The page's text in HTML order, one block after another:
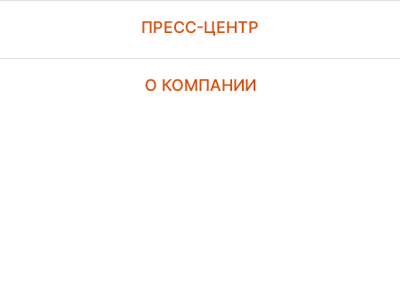
ПРЕСС-ЦЕНТР
О КОМПАНИИ